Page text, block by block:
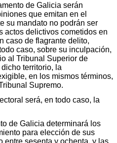
de Galicia serán
que emitan en el
su mandato no podrán ser
actos delictivos cometidos en
caso de flagrante delito,
caso, sobre su inculpación,
al Tribunal Superior de
territorio, la
en los mismos términos,
Supremo.
será, en todo caso, la
de Galicia determinará los
para elección de sus
entre sesenta y ochenta, y las